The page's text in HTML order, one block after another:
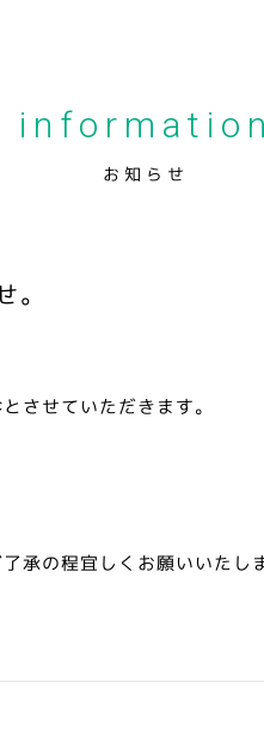
お知らせ
させていただきます。
承の程宜しくお願いいたし